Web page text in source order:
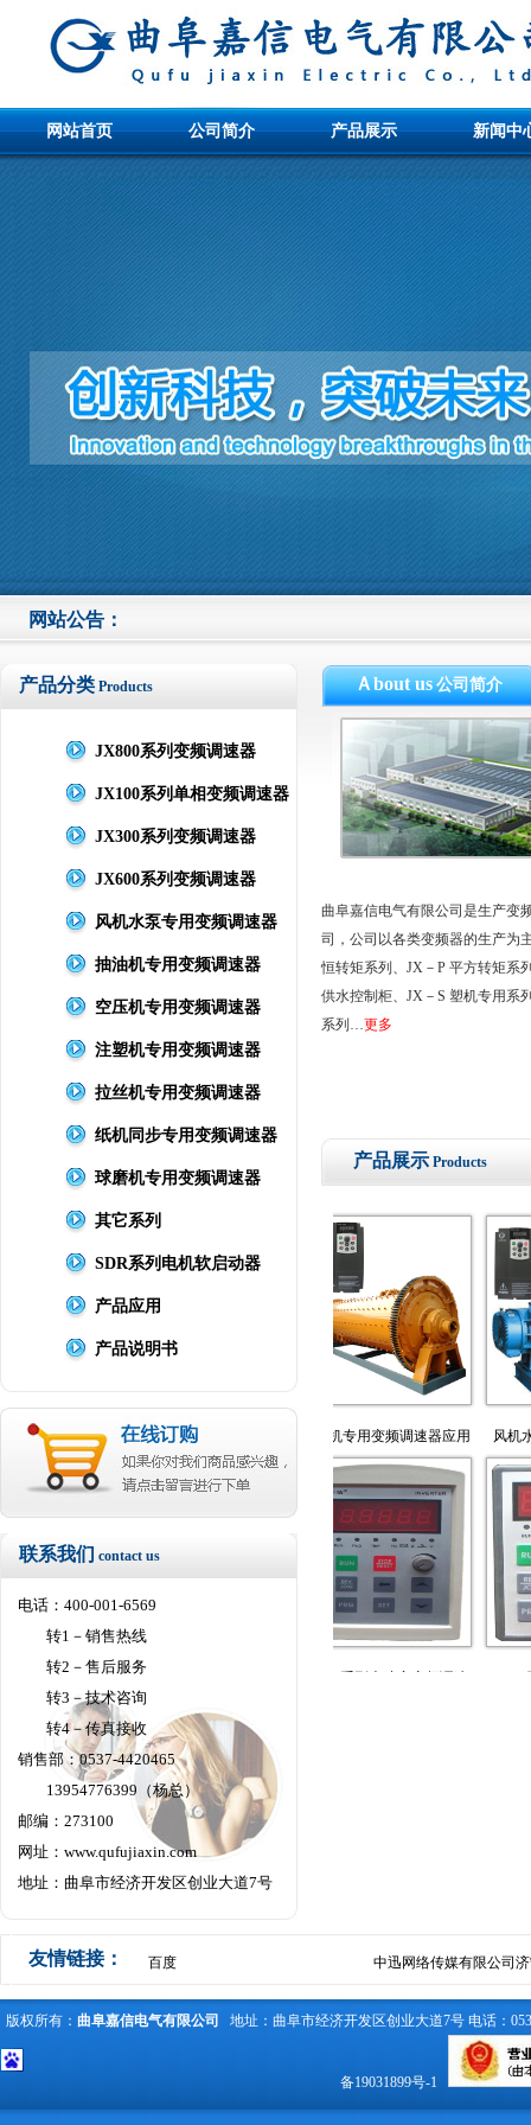
网站首页 公司简介 产品展示 新闻中
网站公告：
产品分类 Products
JX800系列变频调速器
JX100系列单相变频调速器
JX300系列变频调速器
JX600系列变频调速器
风机水泵专用变频调速器
抽油机专用变频调速器
空压机专用变频调速器
注塑机专用变频调速器
拉丝机专用变频调速器
纸机同步专用变频调速器
球磨机专用变频调速器
其它系列
SDR系列电机软启动器
产品应用
产品说明书
联系我们 contact us
电话：400-001-6569
转1－销售热线
转2－售后服务
转3－技术咨询
转4－传真接收
销售部：0537-4420465
13954776399（杨总）
邮编：273100
网址： www.qufujiaxin.com
地址：曲阜市经济开发区创业大道7号
Ａbout us 公司简介
曲阜嘉信电气有限公司是生产变
司，公司以各类变频器的生产为
恒转矩系列、JX－P 平方转矩系
供水控制柜、JX－S 塑机专用系
系列…更多
产品展示 Products
变频
拉丝机专用变频调速器应用
球磨机专用变频调速器应用 风机水泵专
控制柜 变频恒压供水控制柜
友情链接： 百度 中迅网络传媒有限公司
版权所有：曲阜嘉信电气有限公司 地址：曲阜市经济开发区创业大道7号 电话：
备19031899号-1